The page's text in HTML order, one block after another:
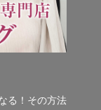
る！その方法